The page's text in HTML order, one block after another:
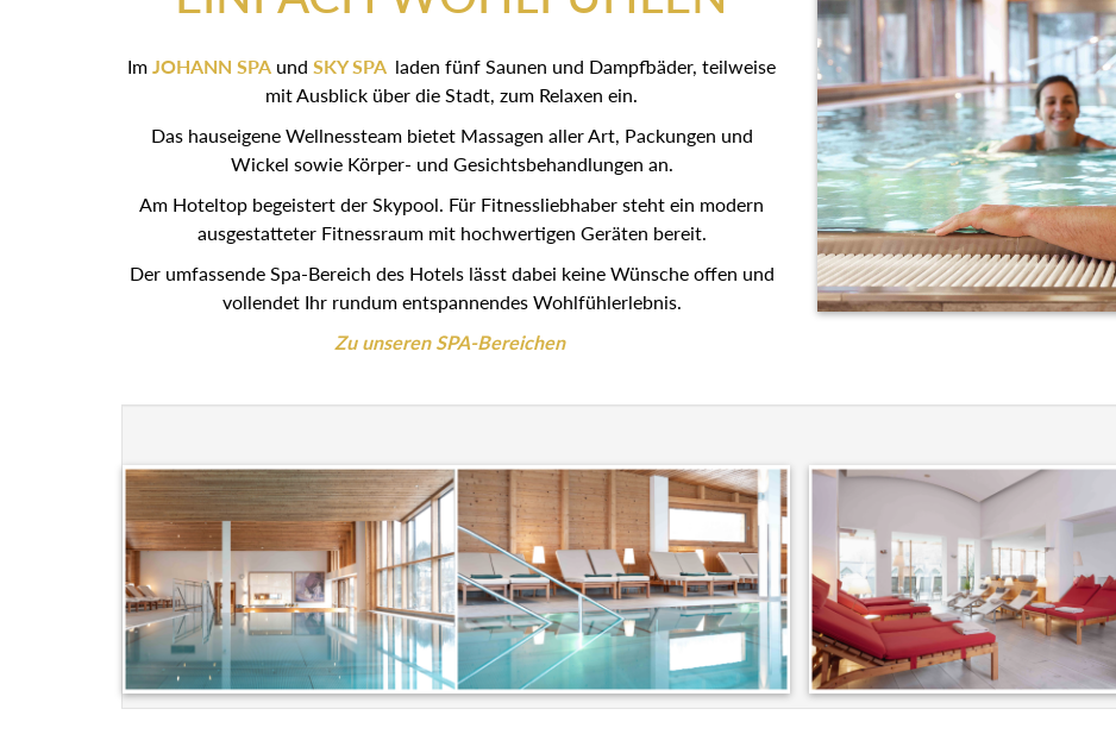
Im JOHANN SPA und SKY SPA laden fünf Saunen und Dampfbäder, teilweise
mit Ausblick über die Stadt, zum Relaxen ein.
Das hauseigene Wellnessteam bietet Massagen aller Art, Packungen und
Wickel sowie Körper- und Gesichtsbehandlungen an.
Am Hoteltop begeistert der Skypool. Für Fitnessliebhaber steht ein modern
ausgestatteter Fitnessraum mit hochwertigen Geräten bereit.
Der umfassende Spa-Bereich des Hotels lässt dabei keine Wünsche offen und
vollendet Ihr rundum entspannendes Wohlfühlerlebnis.
Zu unseren SPA-Bereichen